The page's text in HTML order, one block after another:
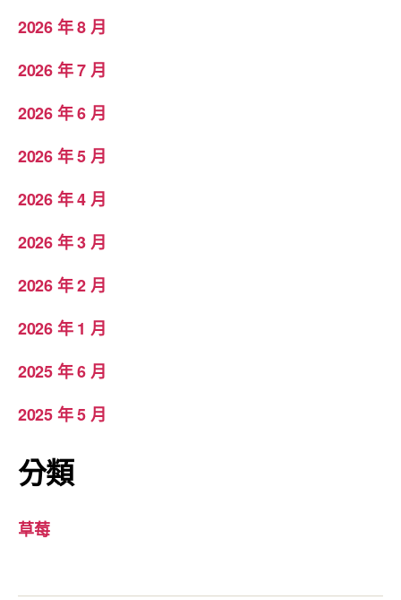
2026 年 8 月
2026 年 7 月
2026 年 6 月
2026 年 5 月
2026 年 4 月
2026 年 3 月
2026 年 2 月
2026 年 1 月
2025 年 6 月
2025 年 5 月
分類
草莓